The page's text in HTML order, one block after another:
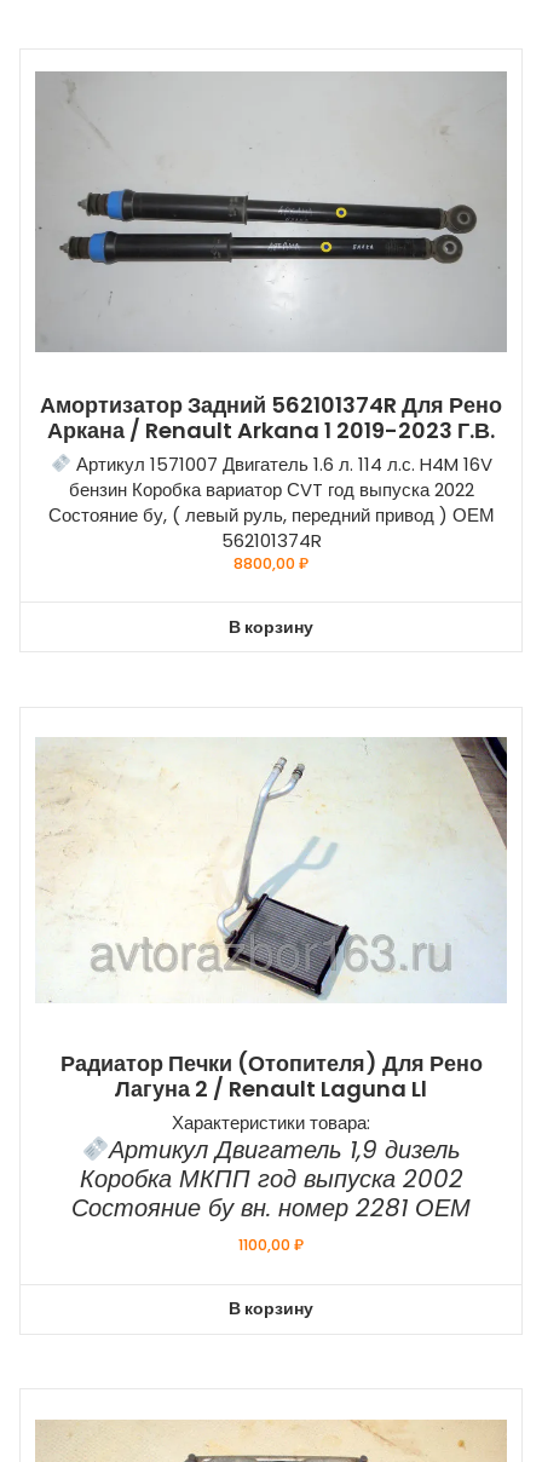
Амортизатор Задний 562101374R Для Рено
Аркана / Renault Arkana 1 2019-2023 Г.в.
Артикул 1571007 Двигатель 1.6 л. 114 л.с. H4M 16V
бензин Коробка вариатор СVT год выпуска 2022
Состояние бу, ( левый руль, передний привод ) ОЕМ
562101374R
8800,00₽
В корзину
Радиатор Печки (отопителя) Для Рено
Лагуна 2 / Renault Laguna Ll
Характеристики товара:
Артикул Двигатель 1,9 дизель
Коробка МКПП год выпуска 2002
Состояние бу вн. номер 2281 ОЕМ
1100,00₽
В корзину